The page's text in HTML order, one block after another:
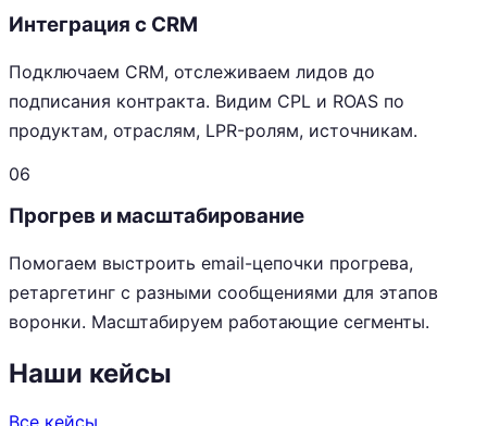
Интеграция с CRM
Подключаем CRM, отслеживаем лидов до
подписания контракта. Видим CPL и ROAS по
продуктам, отраслям, LPR-ролям, источникам.
06
Прогрев и масштабирование
Помогаем выстроить email-цепочки прогрева,
ретаргетинг с разными сообщениями для этапов
воронки. Масштабируем работающие сегменты.
Наши кейсы
Все кейсы